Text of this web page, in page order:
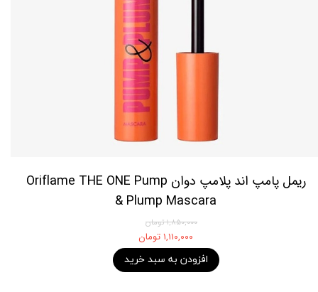
ریمل پامپ اند پلامپ دوان Oriflame THE ONE Pump
& Plump Mascara
۱,۸۵۰,۰۰۰ تومان
۱,۱۱۰,۰۰۰ تومان
افزودن به سبد خرید